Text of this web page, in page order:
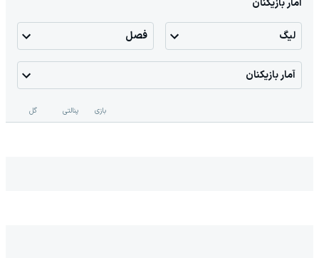
لیگ فصل
آمار بازیکنان
بازی پنالتی گل